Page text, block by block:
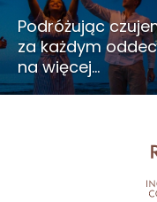
Podróżując
za każdym
na więcej…